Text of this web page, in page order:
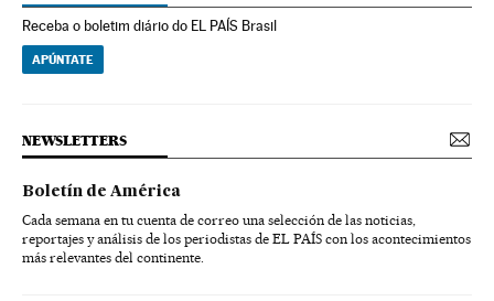
Receba o boletim diário do EL PAÍS Brasil
APÚNTATE
NEWSLETTERS
Boletín de América
Cada semana en tu cuenta de correo una selección de las noticias,
reportajes y análisis de los periodistas de EL PAÍS con los acontecimientos
más relevantes del continente.